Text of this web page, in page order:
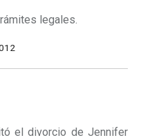
legales.
el divorcio de Jennifer